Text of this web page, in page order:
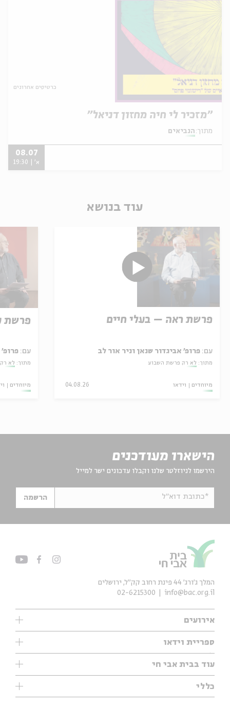
כרטיסים אחרונים
"מזכיר לי חיה מחזון דניאל"
מתוך: הנביאים
08.07
א' | 19:30
עוד בנושא
פרשת ראה – בעלי חיים
עם: פרופ' אביגדור שנאן וניר אור לב
מתוך: לא רק פרשת השבוע
מיוחדים וידאו 04.08.26
פרשת
עם: פרופ'
מתוך: לא
מיוחדים
הישארו מעודכנים
הירשמו לניוזלטר שלנו וקבלו עדכונים ישר למייל
*כתובת דוא"ל הרשמה
אירועים
עיון
אנגלית
נוער
ספריית וידאו
ילדים
מוזיקה
עיון
מיוחדים
עוד בבית אבי חי
תערוכות
מיוחדים
כללי
המלך ג'ורג' 44 פינת רחוב קק״ל, ירושלים
info@bac.org.il
02-6215300